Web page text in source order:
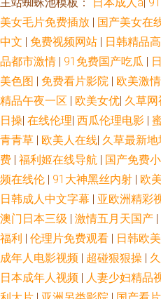
欧美日本国产精品 日韩AV簧片 欧美
91专区在线欢看 老湿机69福利社 深
花 大香蕉福利 男女打炮91 午夜色色
操 日本AⅤ免费观看 亚州色图1 91在线
国视频 青青草VVV 在线观看国产91
美∨a在线 日韩无码三级片 香蕉导航
色资源 美女福利影院 青草网在线 AV
三区 老司机操逼网站 深夜看片 午夜丝
美女毛片免费插放 | 国产美女在
中文 | 免费视频网站 | 日韩精品
品都市激情 | 91免费国产吃瓜 |
美色图 | 免费看片影院 | 欧美激
精品午夜一区 | 欧美女优| 久草
日操| 在线伦理| 西瓜伦理电影 |
青青草 | 欧美人在线| 久草最新地
费 | 福利姬在线导航 | 国产免费
频在线伦 | 91大神黑丝内射 | 欧
日韩成人中文字幕 | 亚欧洲精彩
澳门日本三级 | 激情五月天国产 |
福利 | 伦理片免费观看 | 日韩欧
成年人电影视频 | 超碰狠狠操 |
日本成年人视频 | 人妻少妇精品